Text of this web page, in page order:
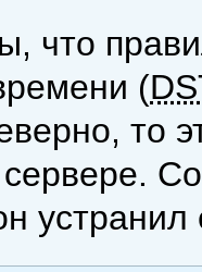
что
(
то
устранил